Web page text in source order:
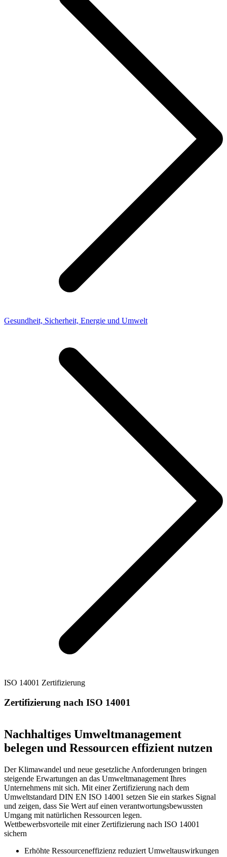
Gesundheit, Sicherheit, Energie und Umwelt
ISO 14001 Zertifizierung
Zertifizierung nach ISO 14001
Nachhaltiges Umweltmanagement
belegen und Ressourcen effizient nutzen
Der Klimawandel und neue gesetzliche Anforderungen bringen
steigende Erwartungen an das Umweltmanagement Ihres
Unternehmens mit sich. Mit einer Zertifizierung nach dem
Umweltstandard DIN EN ISO 14001 setzen Sie ein starkes Signal
und zeigen, dass Sie Wert auf einen verantwortungsbewussten
Umgang mit natürlichen Ressourcen legen.
Wettbewerbsvorteile mit einer Zertifizierung nach ISO 14001
sichern
Erhöhte Ressourceneffizienz reduziert Umweltauswirkungen